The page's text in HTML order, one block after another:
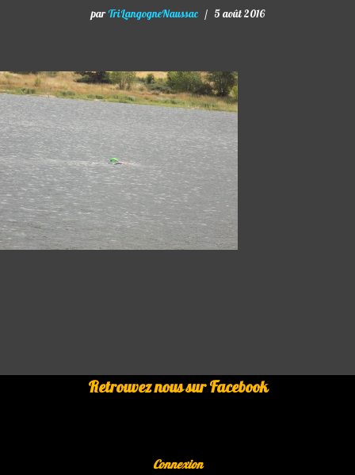
par TriLangogneNaussac 5 août 2016
Retrouvez nous sur Facebook
Connexion